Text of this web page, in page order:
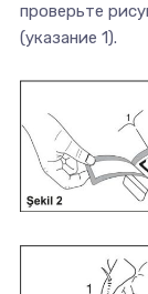
проверьте
(указание 1).